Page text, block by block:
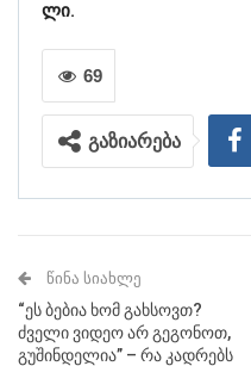
ლი.
69
გაზიარება
ᲬᲘᲜᲐ ᲡᲘᲐᲮᲚᲔ
“ეს ბებია ხომ გახსოვთ?
ძველი ვიდეო არ გეგონოთ,
გუშინდელია” – რა კადრებს